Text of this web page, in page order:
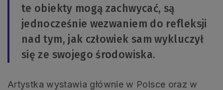
te obiekty mogą zachwycać, są
jednocześnie wezwaniem do refleksji
nad tym, jak człowiek sam wykluczył
się ze swojego środowiska.
Artystka wystawia głównie w Polsce oraz w